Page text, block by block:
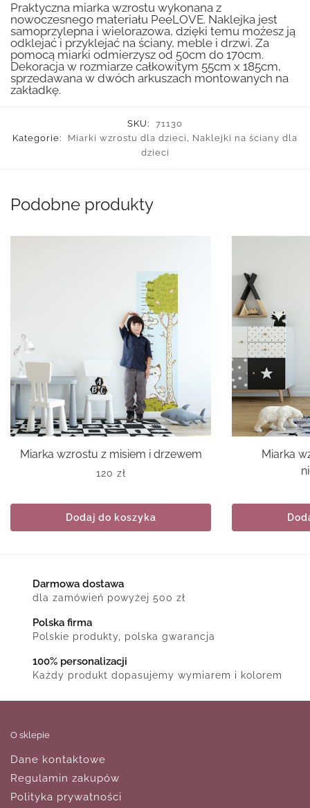
Praktyczna miarka wzrostu wykonana z
nowoczesnego materiału PeeLOVE. Naklejka jest
samoprzylepna i wielorazowa, dzięki temu możesz ją
odklejać i przyklejać na ściany, meble i drzwi. Za
pomocą miarki odmierzysz od 50cm do 170cm.
Dekoracja w rozmiarze całkowitym 55cm x 185cm,
sprzedawana w dwóch arkuszach montowanych na
zakładkę.
SKU:
71130
Kategorie:
Miarki wzrostu dla dzieci , Naklejki na ściany dla
dzieci
Podobne produkty
Miarka wzrostu z misiem i drzewem
120 zł
Dodaj do koszyka
Miarka
Darmowa dostawa
dla zamówień powyżej 500 zł
Polska firma
Polskie produkty, polska gwarancja
100% personalizacji
Każdy produkt dopasujemy wymiarem i kolorem
O sklepie
Dane kontaktowe
Regulamin zakupów
Polityka prywatności